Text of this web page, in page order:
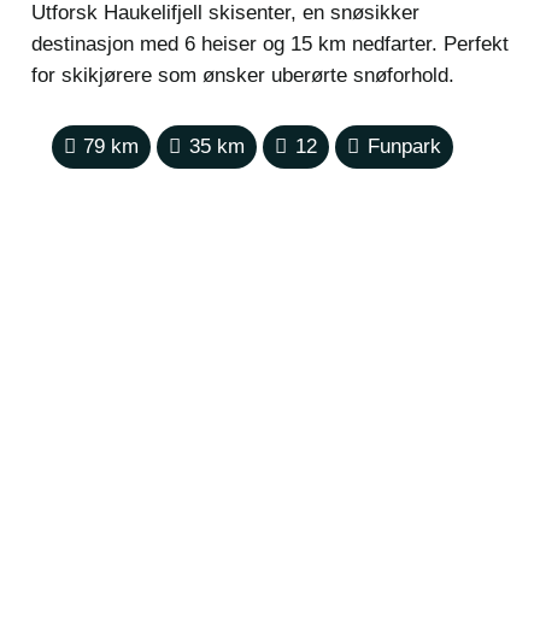
Utforsk Haukelifjell skisenter, en snøsikker
destinasjon med 6 heiser og 15 km nedfarter. Perfekt
for skikjørere som ønsker uberørte snøforhold.
79 km 35 km 12 Funpark